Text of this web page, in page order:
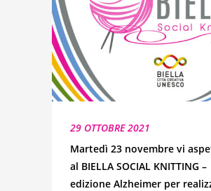
29 OTTOBRE 2021
Martedì 23 novembre vi
al BIELLA SOCIAL KNITTING –
edizione Alzheimer per